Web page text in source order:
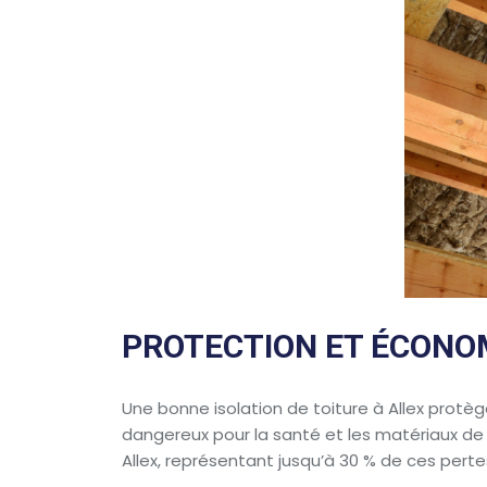
PROTECTION ET
Une bonne isolation de toiture à Allex
dangereux pour la santé et les matériaux
Allex, représentant jusqu’à 30 % de ces